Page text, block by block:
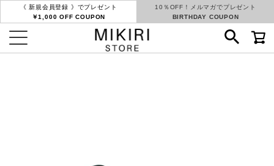
《 新規会員登録 》でプレゼント
￥1,000 OFF COUPON
10％OFF！メルマガでプレゼント
BIRTHDAY COUPON